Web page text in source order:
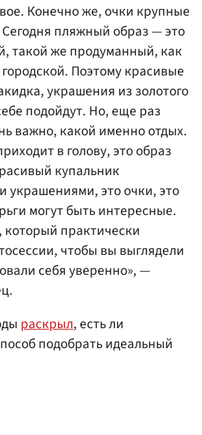
Конечно же, очки крупные
пляжный образ — это
такой же продуманный, как
Поэтому красивые
украшения из золотого
подойдут. Но, еще раз
важно, какой именно отдых.
в голову, это образ
купальник
украшениями, это очки, это
могут быть интересные.
который практически
чтобы вы выглядели
себя уверенно», —
раскрыл, есть ли
подобрать идеальный